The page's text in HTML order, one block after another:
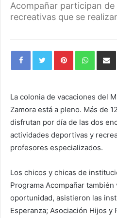
Acompañar participan de
recreativas que se
Pinterest
La colonia de vacaciones del
Zamora está a pleno. Más de
disfrutan por día de las dos
actividades deportivas y
profesores especializados.
Los chicos y chicas de
Programa Acompañar
oportunidad, asistieron las
Esperanza; Asociación Hijos y